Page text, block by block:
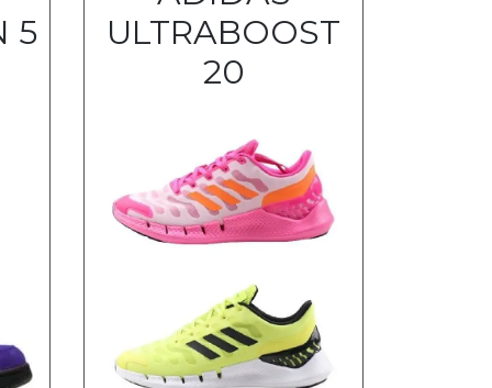
ULTRABOOST
20